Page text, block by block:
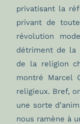
privatisant la
privant de
révolution
détriment de la
de la religion
montré Marcel
religieux. Bref,
une sorte
nous ramène à